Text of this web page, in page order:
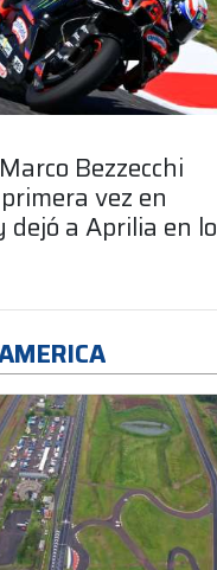
Bezzecchi
vez en
dejó a Aprilia en lo